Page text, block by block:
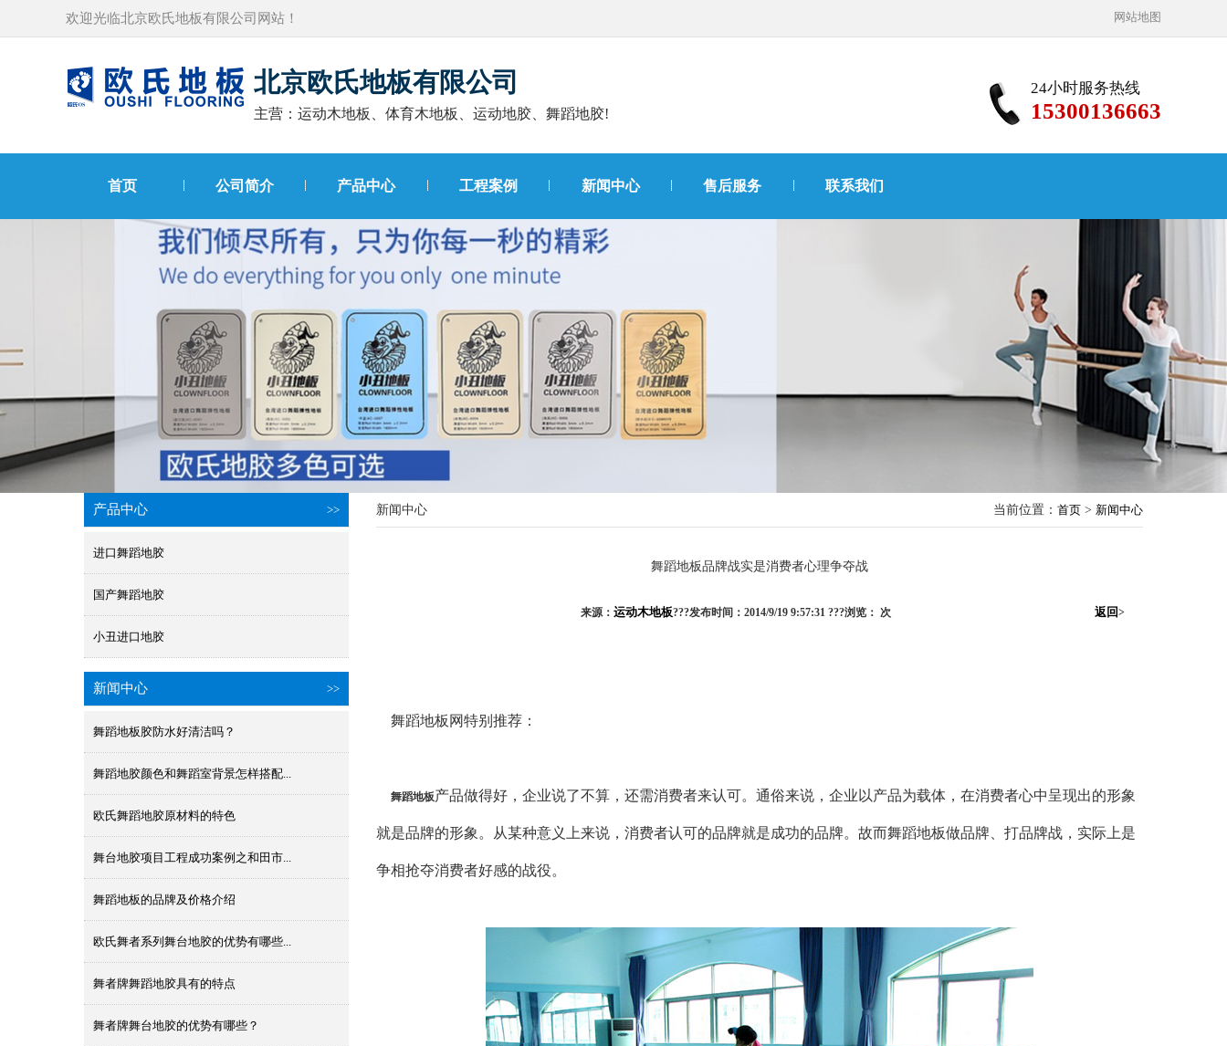
欢迎光临北京欧氏地板有限公司网站！ 网站地图
北京欧氏地板有限公司
主营：运动木地板、体育木地板、运动地胶、舞蹈地胶!
24小时服务热线
15300136663
首页 公司简介 产品中心 工程案例 新闻中心 售后服务 联系我们
产品中心 >>
进口舞蹈地胶
国产舞蹈地胶
小丑进口地胶
新闻中心 >>
舞蹈地板胶防水好清洁吗？
舞蹈地胶颜色和舞蹈室背景怎样搭配...
欧氏舞蹈地胶原材料的特色
舞台地胶项目工程成功案例之和田市...
舞蹈地板的品牌及价格介绍
欧氏舞者系列舞台地胶的优势有哪些...
舞者牌舞蹈地胶具有的特点
舞者牌舞台地胶的优势有哪些？
当前位置： 首页 > 新闻中心
新闻中心
舞蹈地板品牌战实是消费者心理争夺战
返回>
来源： 运动木地板???发布时间：2014/9/19 9:57:31 ???浏览： 次
舞蹈地板网特别推荐：
舞蹈地板产品做得好，企业说了不算，还需消费者来认可。通俗来说，企业以产品为载体，在消费者心中呈现出的形象
就是品牌的形象。从某种意义上来说，消费者认可的品牌就是成功的品牌。故而舞蹈地板做品牌、打品牌战，实际上是
争相抢夺消费者好感的战役。